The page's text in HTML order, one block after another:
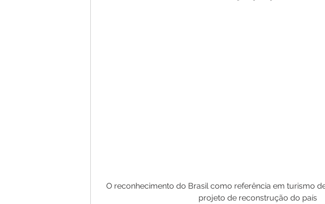
O reconhecimento do Brasil como referência em turismo
projeto de reconstrução do país